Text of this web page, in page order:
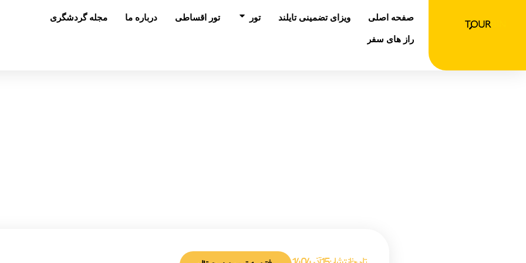
صفحه اصلی ویزای تضمینی تایلند تور باز کردن در تور
تور اقساطی درباره ما
مجله گردشگری
راز های سفر